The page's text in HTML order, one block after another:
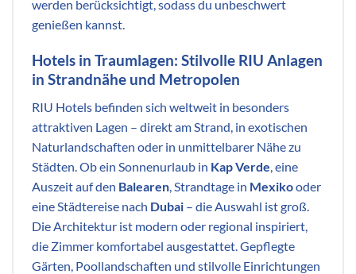
werden berücksichtigt, sodass du unbeschwert
genießen kannst.
Hotels in Traumlagen: Stilvolle RIU Anlagen
in Strandnähe und Metropolen
RIU Hotels befinden sich weltweit in besonders
attraktiven Lagen – direkt am Strand, in exotischen
Naturlandschaften oder in unmittelbarer Nähe zu
Städten. Ob ein Sonnenurlaub in Kap Verde , eine
Auszeit auf den Balearen , Strandtage in Mexikooder
eine Städtereise nach Dubai – die Auswahl ist groß.
Die Architektur ist modern oder regional inspiriert,
die Zimmer komfortabel ausgestattet. Gepflegte
Gärten, Poollandschaften und stilvolle Einrichtungen